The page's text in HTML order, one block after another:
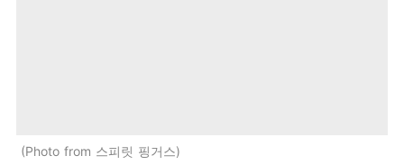
Photo from 스피릿 핑거스